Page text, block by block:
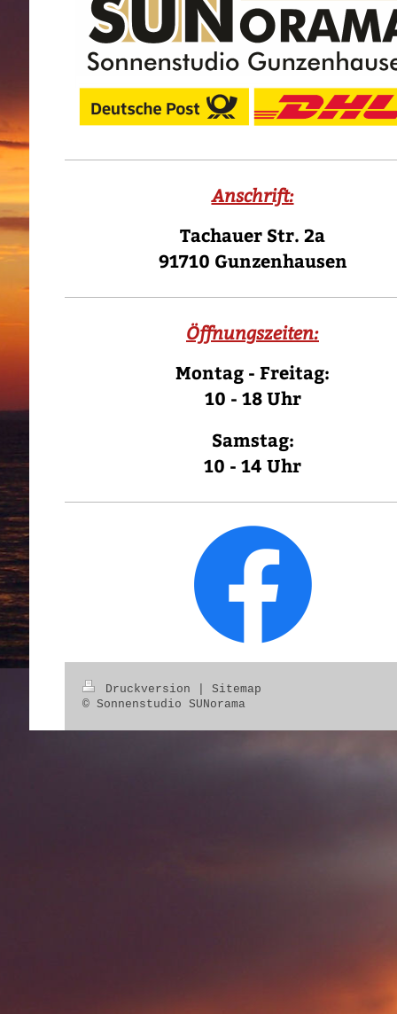
Anschrift:
Tachauer Str. 2a
91710 Gunzenhausen
Öffnungszeiten:
Montag - Freitag:
10 - 18 Uhr
Samstag:
10 - 14 Uhr
Druckversion
Sitemap
© Sonnenstudio SUNorama